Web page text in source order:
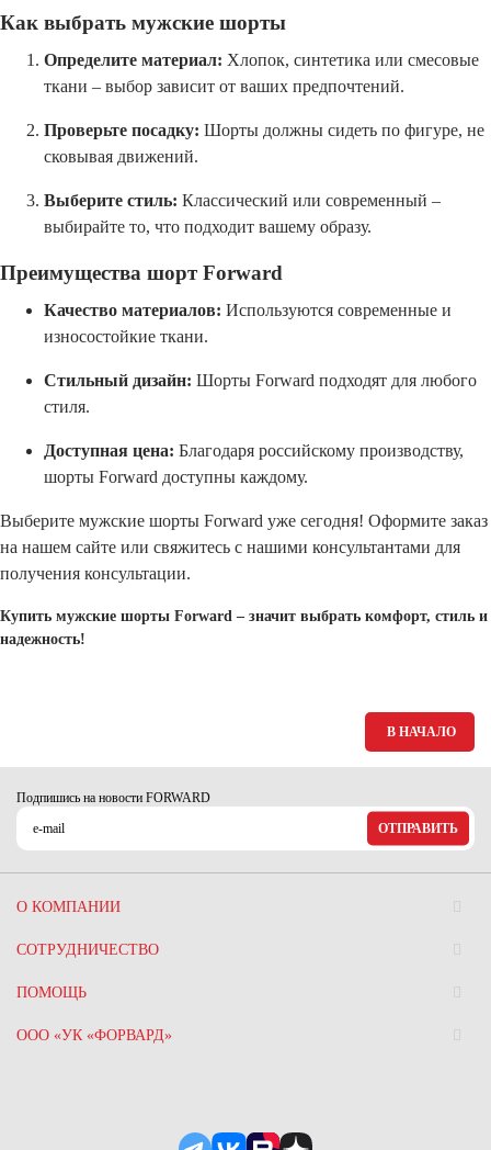
Как выбрать мужские шорты
Определите материал: Хлопок, синтетика или смесовые
ткани – выбор зависит от ваших предпочтений.
Проверьте посадку: Шорты должны сидеть по фигуре, не
сковывая движений.
Выберите стиль: Классический или современный –
выбирайте то, что подходит вашему образу.
Преимущества шорт Forward
Качество материалов: Используются современные и
износостойкие ткани.
Стильный дизайн: Шорты Forward подходят для любого
стиля.
Доступная цена: Благодаря российскому производству,
шорты Forward доступны каждому.
Выберите мужские шорты Forward уже сегодня! Оформите заказ
на нашем сайте или свяжитесь с нашими консультантами для
получения консультации.
Купить мужские шорты Forward – значит выбрать комфорт, стиль и
надежность!
В НАЧАЛО
Подпишись на новости FORWARD
ОТПРАВИТЬ
О КОМПАНИИ
СОТРУДНИЧЕСТВО
ПОМОЩЬ
ООО «УК «ФОРВАРД»